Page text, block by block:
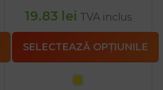
19.83 lei TVA inclus
SELECTEAZĂ OPȚIUNILE